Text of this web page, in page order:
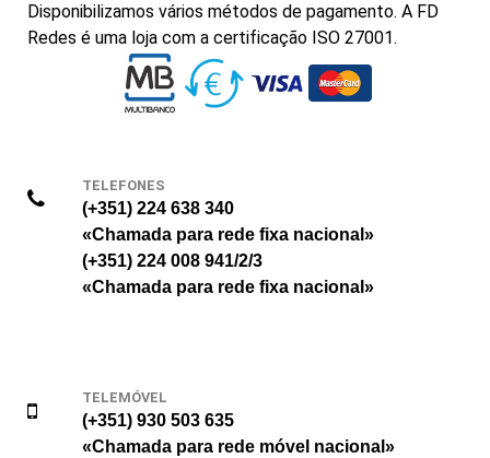
Disponibilizamos vários métodos de pagamento. A FD
Redes é uma loja com a certificação ISO 27001.
TELEFONES
(+351) 224 638 340
«Chamada para rede fixa nacional»
(+351) 224 008 941/2/3
«Chamada para rede fixa nacional»
TELEMÓVEL
(+351) 930 503 635
«Chamada para rede móvel nacional»